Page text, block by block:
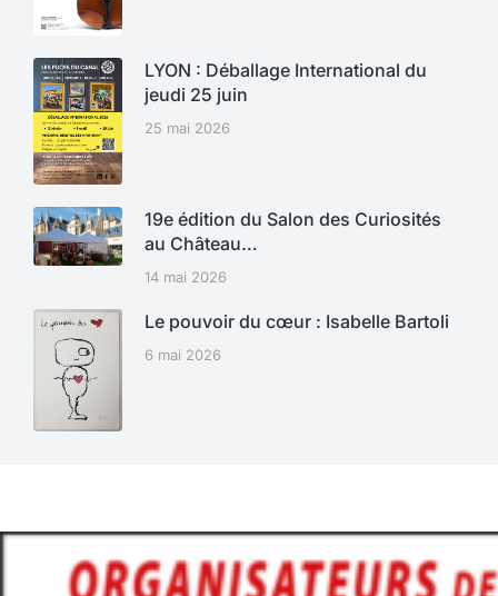
LYON : Déballage International du
jeudi 25 juin
25 mai 2026
19e édition du Salon des Curiosités
au Château…
14 mai 2026
Le pouvoir du cœur : Isabelle Bartoli
6 mai 2026